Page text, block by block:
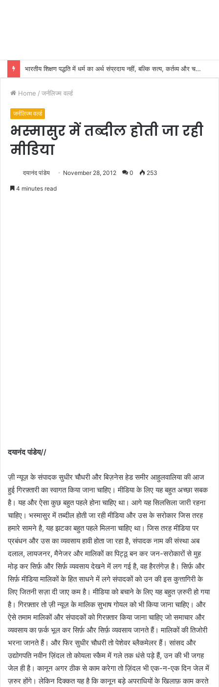
भारतीय शिक्षण पद्धति में धर्म का अर्थ संप्रदाय नहीं, बल्कि सत्य, कर्तव्य और चरित्र निर्माण है: विजय प्रकाश
Home / जर्नलिज्म वर्ल्ड
जर्नलिज्म वर्ल्ड
भस्मासुर में तब्दील होती जा रही
मीडिया
दयानंद पांडेय November 28, 2012 0 253
4 minutes read
दयानंद पांडेय//
ज़ी न्यूज़ के संपादक सुधीर चौधरी और बिज़नेस हेड समीर आहुलवालिया की आज
हुई गिरफ़्तारी का स्वागत किया जाना चाहिए। मीडिया के लिए यह बहुत अच्छा सबक
है। यह और ऐसा कुछ बहुत पहले होना चाहिए था। आगे यह सिलसिला जारी रहना
चाहिए। भस्मासुर में तब्दील होती जा रही मीडिया और उस के सरोकार जिस तरह
हमारे सामने है, यह झटका बहुत पहले मिलना चाहिए था। जिस तरह मीडिया पर
प्रबंधन और उस का व्यवसाय हावी होता जा रहा है, संपादक नाम की संस्था अब
दलाल, लायजनर, मैनेजर और मालिकों का पिट्ठू बन कर जन-सरोकारों से मुह
मोड़ कर सिर्फ़ और सिर्फ़ व्यवसाय देखने में लग गई है, वह हैरतंगेज़ है। सिर्फ़ और
सिर्फ़ मीडिया मालिकों के हित साधने में लगे संपादकों को उन की इस कुत्तागिरी के
लिए जितनी सज़ा दी जाए कम है। मीडिया को बचाने के लिए यह बहुत ज़रुरी हो गया
है। गिरफ़्तार तो ज़ी न्यूज़ के मालिक सुभाष गोयल को भी किया जाना चाहिए। और
ऐसे तमाम मालिकों और संपादकों को गिरफ़्तार किया जाना चाहिए जो समाचार और
व्यवसाय का फ़र्क भूल कर सिर्फ़ और सिर्फ़ व्यवसाय जानते हैं। मालिकों की तिजोरी
भरना जानते हैं। और फिर सुधीर चौधरी तो पेशेवर ब्लैकमेलर हैं। सांसद और
उद्योगपति नवीन ज़िंदल तो कोयला स्कैम में गले तक धंसे पड़े हैं, उन की भी जगह
जेल ही है। कानून अगर ठीक से काम करेगा तो ज़िंदल भी एक-न-एक दिन जेल में
ज़रुर होंगे। लेकिन दिक्कत यह है कि कानून बड़े अपराधियों के खिलाफ़ काम करते